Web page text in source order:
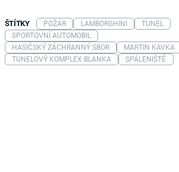
ŠTÍTKY POŽÁR LAMBORGHINI
TUNEL
SPORTOVNÍ AUTOMOBIL
HASIČSKÝ ZÁCHRANNÝ SBOR
MARTIN KAVKA
TUNELOVÝ KOMPLEX BLANKA
SPÁLENIŠTĚ